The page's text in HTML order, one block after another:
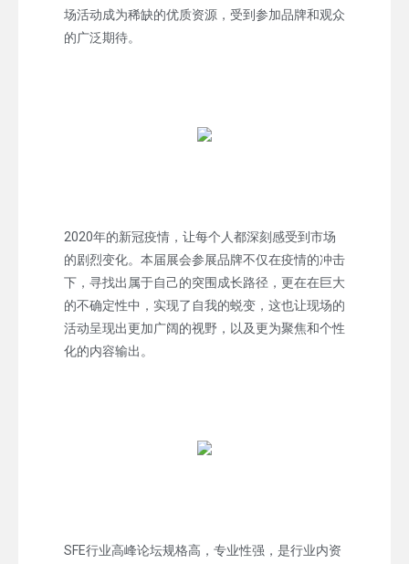
场活动成为稀缺的优质资源，受到参加品牌和观众
的广泛期待。
2020年的新冠疫情，让每个人都深刻感受到市场
的剧烈变化。本届展会参展品牌不仅在疫情的冲击
下，寻找出属于自己的突围成长路径，更在在巨大
的不确定性中，实现了自我的蜕变，这也让现场的
活动呈现出更加广阔的视野，以及更为聚焦和个性
化的内容输出。
SFE行业高峰论坛规格高，专业性强，是行业内资